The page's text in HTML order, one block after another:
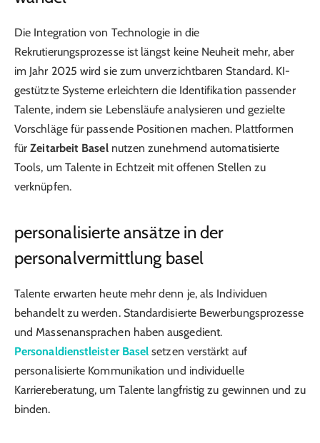
Die Integration von Technologie in die
Rekrutierungsprozesse ist längst keine Neuheit mehr, aber
im Jahr 2025 wird sie zum unverzichtbaren Standard. KI-
gestützte Systeme erleichtern die Identifikation passender
Talente, indem sie Lebensläufe analysieren und gezielte
Vorschläge für passende Positionen machen. Plattformen
fürZeitarbeit Baselnutzen zunehmend automatisierte
Tools, um Talente in Echtzeit mit offenen Stellen zu
verknüpfen.
personalisierte ansätze in der
personalvermittlung basel
Talente erwarten heute mehr denn je, als Individuen
behandelt zu werden. Standardisierte Bewerbungsprozesse
und Massenansprachen haben ausgedient.
Personaldienstleister Basel setzen verstärkt auf
personalisierte Kommunikation und individuelle
Karriereberatung, um Talente langfristig zu gewinnen und zu
binden.